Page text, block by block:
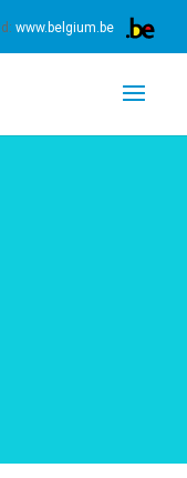
www.belgium.be
OK